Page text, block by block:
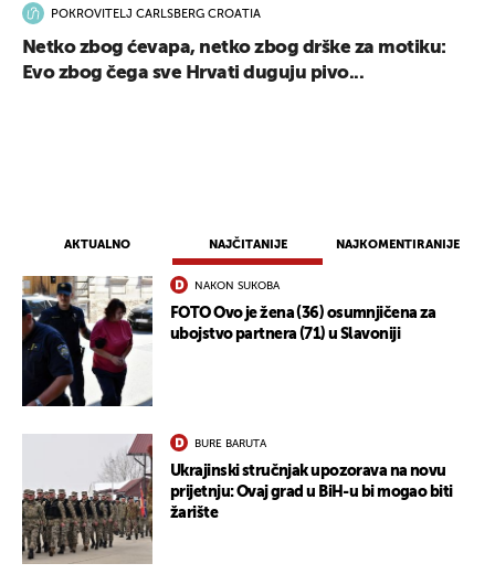
AKTUALNO NAJČITANIJE NAJKOMENTIRANIJE
NAKON SUKOBA
FOTO Ovo je žena (36) osumnjičena za
ubojstvo partnera (71) u Slavoniji
BURE BARUTA
Ukrajinski stručnjak upozorava na novu
prijetnju: Ovaj grad u BiH-u bi mogao biti
žarište
POKROVITELJ CARLSBERG CROATIA
Netko zbog ćevapa, netko zbog drške za motiku:
Evo zbog čega sve Hrvati duguju pivo...